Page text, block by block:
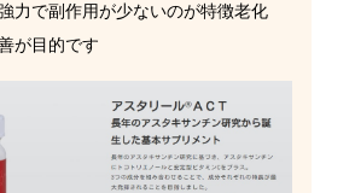
力で副作用が少ないのが特徴老化
が目的です